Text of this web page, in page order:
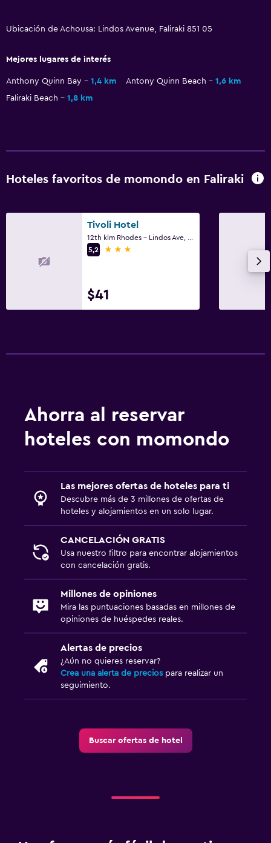
Ubicación de Achousa: Lindos Avenue, Faliraki 851 05
Mejores lugares de interés
Anthony Quinn Bay 1,4 km Antony Quinn Beach
1,6 km
Faliraki Beach
1,8 km
Hoteles favoritos de momondo en Faliraki
Tivoli Hotel
5,2
3 estrellas
$41
Ahorra al reservar
hoteles con momondo
Las mejores ofertas de hoteles para ti
Descubre más de 3 millones de ofertas de
hoteles y alojamientos en un solo lugar.
CANCELACIÓN GRATIS
Usa nuestro filtro para encontrar alojamientos
con cancelación gratis.
Millones de opiniones
Mira las puntuaciones basadas en millones de
opiniones de huéspedes reales.
Alertas de precios
¿Aún no quieres reservar?
Crea una alerta de precios para realizar un
seguimiento.
Buscar ofertas de hotel